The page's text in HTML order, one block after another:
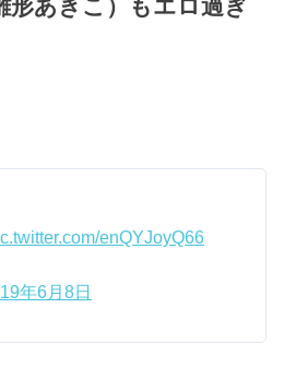
形あきこ）もエロ過ぎ
enQYJoyQ66
年6月8日